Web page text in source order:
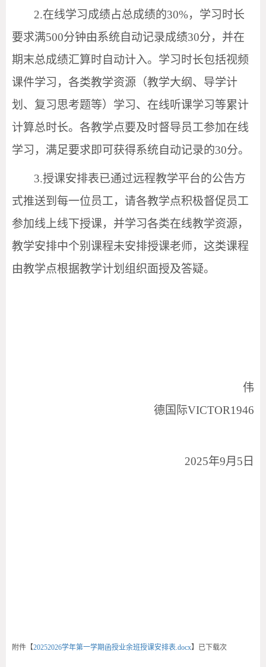
2.在线学习成绩占总成绩的30%，学习时长
要求满500分钟由系统自动记录成绩30分，并在
期末总成绩汇算时自动计入。学习时长包括视频
课件学习，各类教学资源（教学大纲、导学计
划、复习思考题等）学习、在线听课学习等累计
计算总时长。各教学点要及时督导员工参加在线
学习，满足要求即可获得系统自动记录的30分。
3.授课安排表已通过远程教学平台的公告方
式推送到每一位员工，请各教学点积极督促员工
参加线上线下授课，并学习各类在线教学资源，
教学安排中个别课程未安排授课老师，这类课程
由教学点根据教学计划组织面授及答疑。
伟
德国际VICTOR1946
2025年9月 5 日
附件【20252026学年第一学期函授业余班授课安排表.docx】已下载次